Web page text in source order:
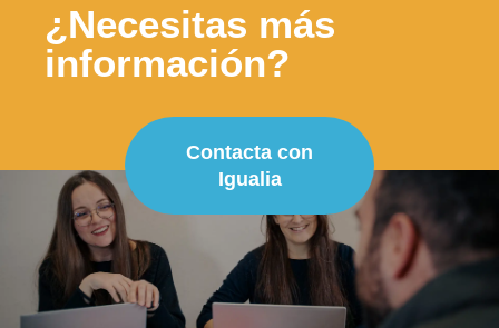
¿Necesitas más
información?
Contacta con
Igualia